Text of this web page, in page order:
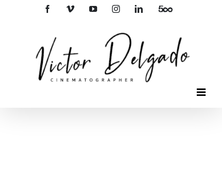
FacebookVimeo YouTubeInstagramLinkedIn
500px